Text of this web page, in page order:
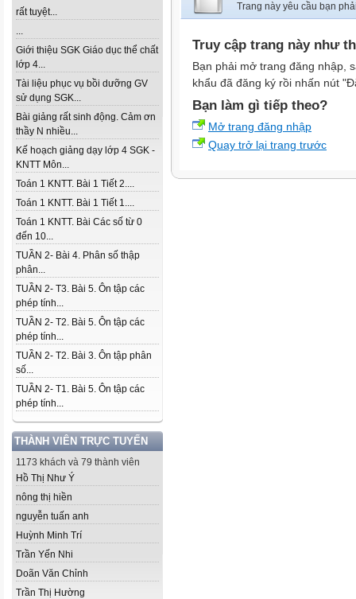
rất tuyệt...
...
Giới thiệu SGK Giáo dục thể chất
lớp 4...
Tài liệu phục vụ bồi dưỡng GV
sử dụng SGK...
Bài giảng rất sinh động. Cảm ơn
thầy N nhiều...
Kế hoạch giảng dạy lớp 4 SGK -
KNTT Môn...
Toán 1 KNTT. Bài 1 Tiết 2....
Toán 1 KNTT. Bài 1 Tiết 1....
Toán 1 KNTT. Bài Các số từ 0
đến 10...
TUẦN 2- Bài 4. Phân số thập
phân...
TUẦN 2- T3. Bài 5. Ôn tập các
phép tính...
TUẦN 2- T2. Bài 5. Ôn tập các
phép tính...
TUẦN 2- T2. Bài 3. Ôn tập phân
số...
TUẦN 2- T1. Bài 5. Ôn tập các
phép tính...
THÀNH VIÊN TRỰC TUYẾN
1173 khách và 79 thành viên
Hồ Thị Như Ý
nông thị hiền
nguyễn tuấn anh
Huỳnh Minh Trí
Trần Yến Nhi
Doãn Văn Chỉnh
Trần Thị Hường
Trang này yêu cầu bạn
Truy cập trang này như
Bạn phải mở trang đăng nhập,
khẩu đã đăng ký rồi nhấn nút
Bạn làm gì tiếp theo?
Mở trang đăng nhập
Quay trở lại trang trước